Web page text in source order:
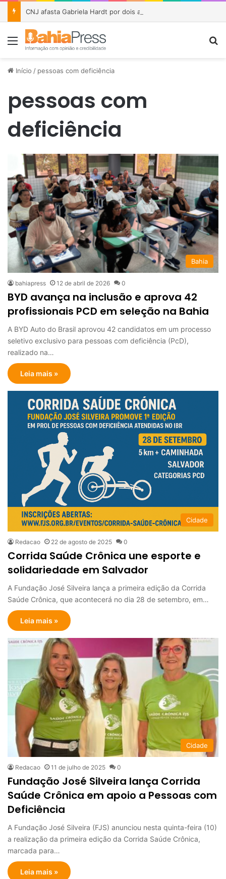
Menu
Início / pessoas com deficiência
pessoas com
deficiência
Bahia
bahiapress 12 de abril de 2026 0
BYD avança na inclusão e aprova 42
profissionais PCD em seleção na Bahia
A BYD Auto do Brasil aprovou 42 candidatos em um processo
seletivo exclusivo para pessoas com deficiência (PcD),
realizado na…
Leia mais »
Cidade
Redacao 22 de agosto de 2025 0
Corrida Saúde Crônica une esporte e
solidariedade em Salvador
A Fundação José Silveira lança a primeira edição da Corrida
Saúde Crônica, que acontecerá no dia 28 de setembro, em…
Leia mais »
Cidade
Redacao 11 de julho de 2025 0
Fundação José Silveira lança Corrida
Saúde Crônica em apoio a Pessoas com
Deficiência
A Fundação José Silveira (FJS) anunciou nesta quinta-feira (10)
a realização da primeira edição da Corrida Saúde Crônica,
marcada para…
Leia mais »